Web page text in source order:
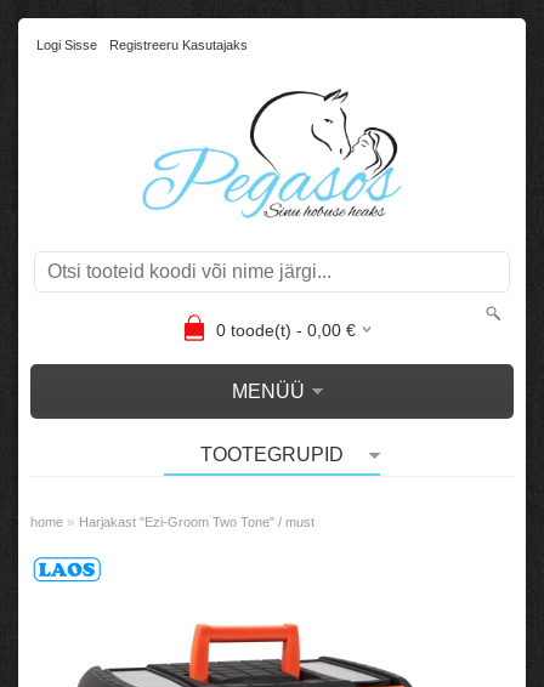
Logi Sisse Registreeru Kasutajaks
0toode(t) - 0,00€
MENÜÜ
TOOTEGRUPID
home » Harjakast "Ezi-Groom Two Tone" / must